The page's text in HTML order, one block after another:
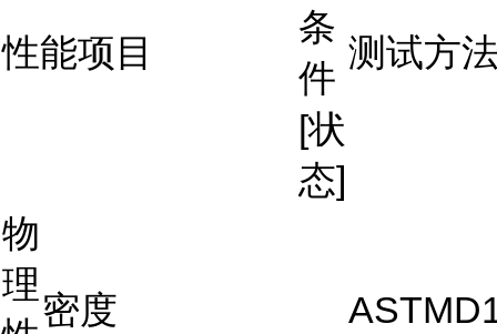
性能项目
条
件
[状
态]
测试方
物
理
密度